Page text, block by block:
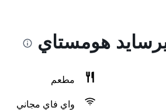
هومستاي
مطعم
واي فاي مجاني